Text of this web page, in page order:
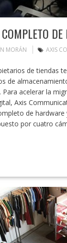
MORÁN AXIS
de tiendas
de
Para acelerar la
Axis
de
por cuatro